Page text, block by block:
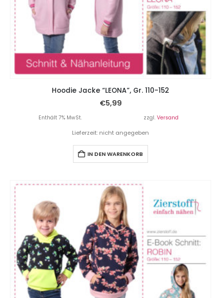
Hoodie Jacke “LEONA”, Gr. 110-152
€5,99
Enthält 7% MwSt. zzgl. Versand
Lieferzeit: nicht angegeben
IN DEN WARENKORB